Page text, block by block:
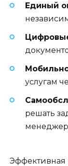
Единый
услугам
решать
Эффективная